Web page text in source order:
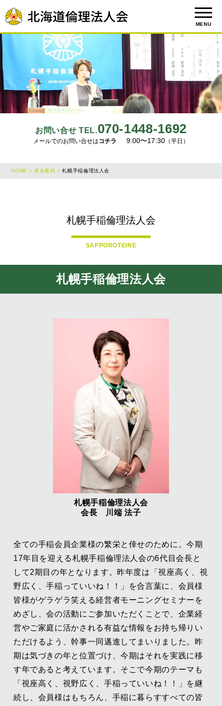
MENU
お問い合せ TEL.070-1448-1692
メールでのお問い合せはコチラ 9:00〜17:30 （平日）
HOME > 単会案内 >札幌手稲倫理法人会
札幌手稲倫理法人会
SAPPOROTEINE
札幌手稲倫理法人会
札幌手稲倫理法人会
会長 川端 法子
全ての手稲会員企業様の繁栄と倖せのために。今期
17年目を迎える札幌手稲倫理法人会の6代目会長と
して2期目の年となります。昨年度は「視座高く、視
野広く、手稲っていいね！！」を合言葉に、会員様
皆様がゲラゲラ笑える経営者モーニングセミナーを
めざし、会の活動にご参加いただくことで、企業経
営やご家庭に活かされる有益な情報をお持ち帰りい
ただけるよう、幹事一同邁進してまいりました。昨
期は気づきの年と位置づけ、今期はそれを実践に移
す年であると考えています。そこで今期のテーマも
「視座高く、視野広く、手稲っていいね！！」を継
続し、会員様はもちろん、手稲に暮らすすべての皆